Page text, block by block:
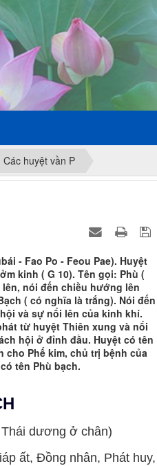
Các huyệt vần P
- Fao Po - Feou Pae). Huyệt
kinh ( G 10). Tên gọi: Phù (
nói đến chiều hướng lên
( có nghĩa là trắng). Nói đến
và sự nổi lên của kinh khí.
từ huyệt Thiên xung và nổi
hội ở đỉnh đầu. Huyệt có tên
cho Phế kim, chủ trị bệnh của
tên Phù bạch.
dương ở chân)
ất, Đồng nhân, Phát huy,